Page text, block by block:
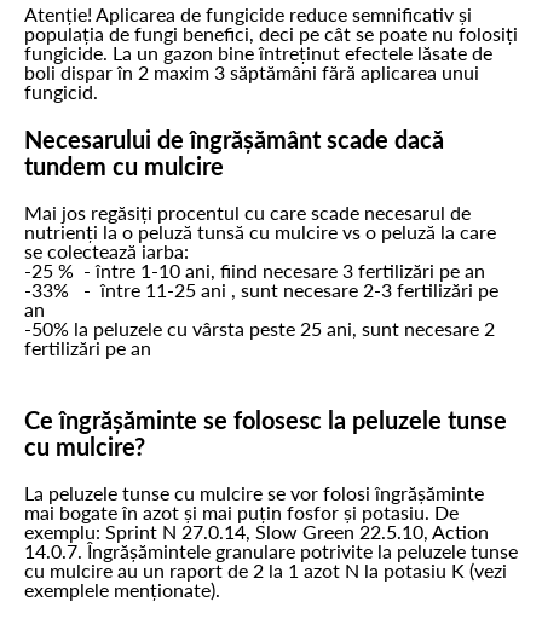
Atenție! Aplicarea de fungicide reduce semnificativ și
populația de fungi benefici, deci pe cât se poate nu folosiți
fungicide. La un gazon bine întreținut efectele lăsate de
boli dispar în 2 maxim 3 săptămâni fără aplicarea unui
fungicid.
Necesarului de îngrășământ scade dacă
tundem cu mulcire
Mai jos regăsiți procentul cu care scade necesarul de
nutrienți la o peluză tunsă cu mulcire vs o peluză la care
se colectează iarba:
-25 % - între 1-10 ani, fiind necesare 3 fertilizări pe an
-33% - între 11-25 ani , sunt necesare 2-3 fertilizări pe
an
-50% la peluzele cu vârsta peste 25 ani, sunt necesare 2
fertilizări pe an
Ce îngrășăminte se folosesc la peluzele tunse
cu mulcire?
La peluzele tunse cu mulcire se vor folosi îngrășăminte
mai bogate în azot și mai puțin fosfor și potasiu. De
exemplu: Sprint N 27.0.14, Slow Green 22.5.10, Action
14.0.7. Îngrășămintele granulare potrivite la peluzele tunse
cu mulcire au un raport de 2 la 1 azot N la potasiu K (vezi
exemplele menționate).